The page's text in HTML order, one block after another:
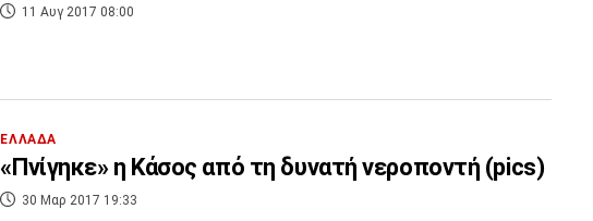
11 Αυγ 2017 08:00
ΕΛΛΑΔΑ
«Πνίγηκε» η Κάσος από τη δυνατή νεροποντή (pics)
30 Μαρ 2017 19:33